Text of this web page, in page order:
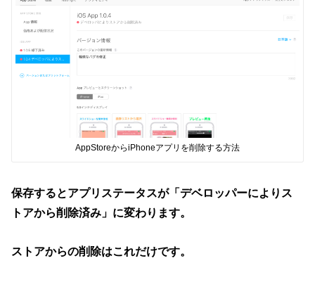
AppStoreからiPhoneアプリを削除する方法
保存するとアプリステータスが「デベロッパーによりス
トアから削除済み」に変わります。
ストアからの削除はこれだけです。